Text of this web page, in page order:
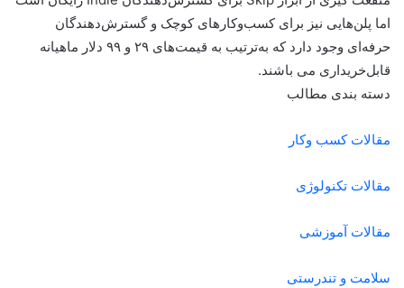
اما پلن‌هایی نیز برای کسب‌وکارهای کوچک و گسترش‌دهندگان
حرفه‌ای وجود دارد که به‌ترتیب به قیمت‌های ۲۹ و ۹۹ دلار ماهیانه
قابل‌خریداری می باشند.
دسته بندی مطالب
مقالات کسب وکار
مقالات تکنولوژی
مقالات آموزشی
سلامت و تندرستی